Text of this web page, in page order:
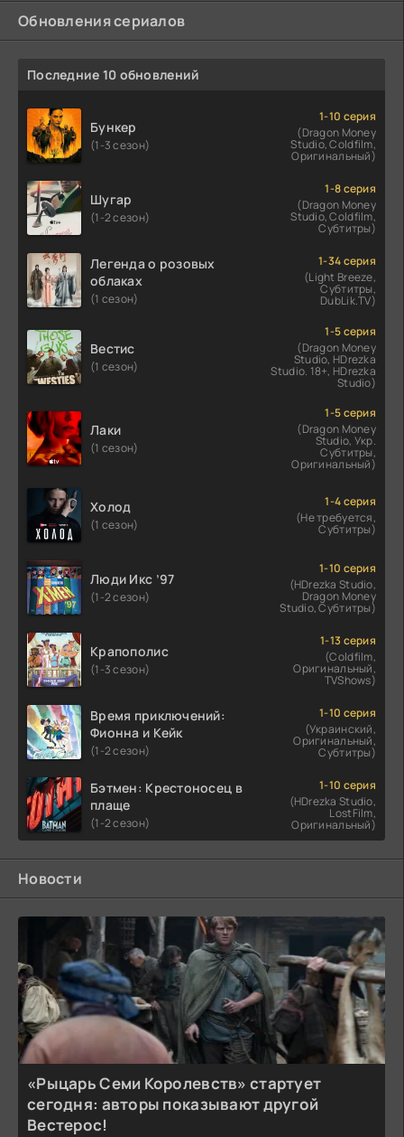
Обновления сериалов
Последние 10 обновлений
Бункер
(1-3 сезон)
1-10 серия
(Dragon Money
Studio, Coldfilm,
Оригинальный)
Шугар
(1-2 сезон)
1-8 серия
(Dragon Money
Studio, Coldfilm,
Субтитры)
Легенда о розовых
облаках
(1 сезон)
1-34 серия
(Light Breeze,
Субтитры,
DubLik.TV)
Вестис
(1 сезон)
1-5 серия
(Dragon Money
Studio, HDrezka
Studio. 18+, HDrezka
Studio)
Лаки
(1 сезон)
1-5 серия
(Dragon Money
Studio, Укр.
Субтитры,
Оригинальный)
Холод
(1 сезон)
1-4 серия
(Не требуется,
Субтитры)
Люди Икс ’97
(1-2 сезон)
1-10 серия
(HDrezka Studio,
Dragon Money
Studio, Субтитры)
Крапополис
(1-3 сезон)
1-13 серия
(Coldfilm,
Оригинальный,
TVShows)
Время приключений:
Фионна и Кейк
(1-2 сезон)
1-10 серия
(Украинский,
Оригинальный,
Субтитры)
Бэтмен: Крестоносец в
плаще
(1-2 сезон)
1-10 серия
(HDrezka Studio,
LostFilm,
Оригинальный)
Новости
«Рыцарь Семи Королевств» стартует
сегодня: авторы показывают другой
Вестерос!